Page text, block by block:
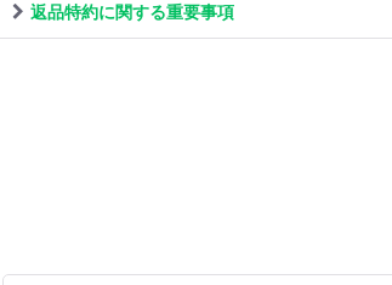
返品特約に関する重要事項